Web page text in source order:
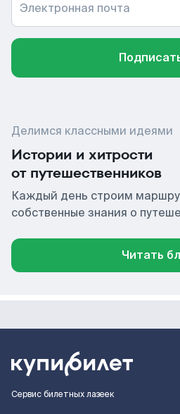
Электронная почта
Делимся классными идеями
Истории и хитрости
от путешественников
Каждый день строим
собственные знания о
Читать
Сервис билетных лазеек